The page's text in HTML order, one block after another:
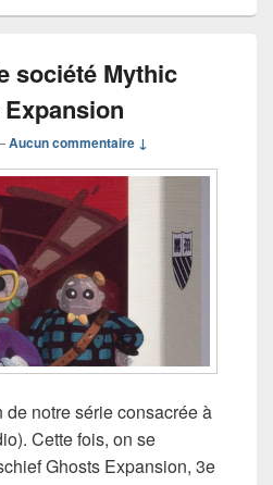
société Mythic
Aucun commentaire ↓
de notre série consacrée à
Cette fois, on se
Ghosts Expansion, 3e